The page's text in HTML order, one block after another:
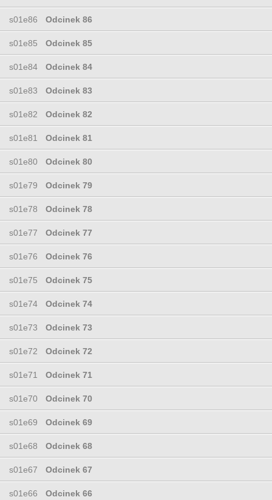
s01e86 Odcinek 86
s01e85 Odcinek 85
s01e84 Odcinek 84
s01e83 Odcinek 83
s01e82 Odcinek 82
s01e81 Odcinek 81
s01e80 Odcinek 80
s01e79 Odcinek 79
s01e78 Odcinek 78
s01e77 Odcinek 77
s01e76 Odcinek 76
s01e75 Odcinek 75
s01e74 Odcinek 74
s01e73 Odcinek 73
s01e72 Odcinek 72
s01e71 Odcinek 71
s01e70 Odcinek 70
s01e69 Odcinek 69
s01e68 Odcinek 68
s01e67 Odcinek 67
s01e66 Odcinek 66